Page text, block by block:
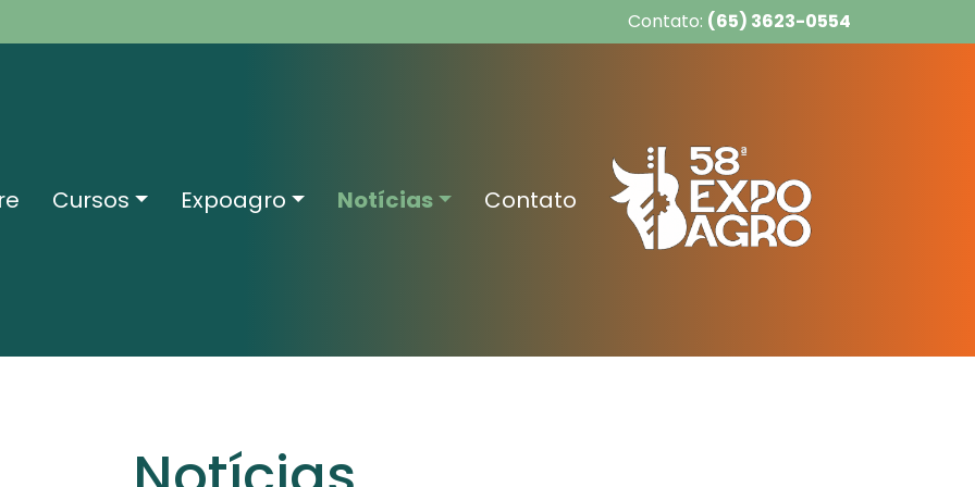
Contato: (65) 3623-0554
Cursos Expoagro Notícias Contato